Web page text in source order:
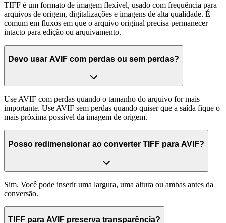
TIFF é um formato de imagem flexível, usado com frequência para
arquivos de origem, digitalizações e imagens de alta qualidade. É
comum em fluxos em que o arquivo original precisa permanecer
intacto para edição ou arquivamento.
Devo usar AVIF com perdas ou sem perdas?
Use AVIF com perdas quando o tamanho do arquivo for mais
importante. Use AVIF sem perdas quando quiser que a saída fique o
mais próxima possível da imagem de origem.
Posso redimensionar ao converter TIFF para AVIF?
Sim. Você pode inserir uma largura, uma altura ou ambas antes da
conversão.
TIFF para AVIF preserva transparência?